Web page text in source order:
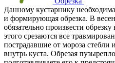
Данному кустарнику
и формирующая обрезка. В
обязательно произвести
этого срезаются все
пострадавшие от мороза стебли
внутрь куста. Обрезая